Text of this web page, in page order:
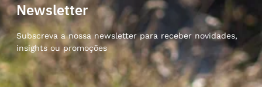
Newsletter
Subscreva a nossa newsletter para receber novidades,
insights ou promoções